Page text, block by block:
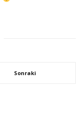
Sonraki